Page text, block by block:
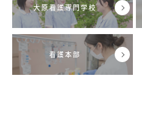
大原看護専門学校
看護本部